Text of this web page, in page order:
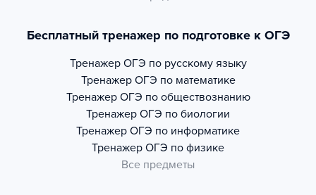
Бесплатный тренажер по подготовке к ОГЭ
Тренажер ОГЭ по русскому языку
Тренажер ОГЭ по математике
Тренажер ОГЭ по обществознанию
Тренажер ОГЭ по биологии
Тренажер ОГЭ по информатике
Тренажер ОГЭ по физике
Все предметы